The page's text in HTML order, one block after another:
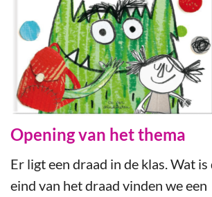
Opening van het thema
Er ligt een draad in de klas. Wat
eind van het draad vinden we een